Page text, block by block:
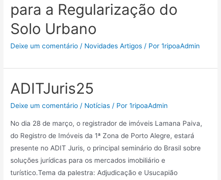
para a Regularização do
Solo Urbano
Deixe um comentário / Novidades Artigos / Por1ripoaAdmin
ADITJuris25
Deixe um comentário / Notícias / Por1ripoaAdmin
No dia 28 de março, o registrador de imóveis Lamana Paiva,
do Registro de Imóveis da 1ª Zona de Porto Alegre, estará
presente no ADIT Juris, o principal seminário do Brasil sobre
soluções jurídicas para os mercados imobiliário e
turístico.Tema da palestra: Adjudicação e Usucapião